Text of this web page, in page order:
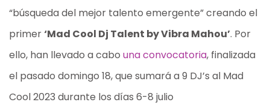
“búsqueda del mejor talento emergente” creando el
primer‘Mad Cool Dj Talent by Vibra Mahou’. Por
ello, han llevado a cabouna convocatoria, finalizada
el pasado domingo 18, que sumará a 9 DJ’s al Mad
Cool 2023 durante los días 6-8 julio